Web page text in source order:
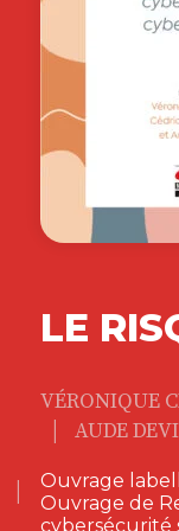
LE
VÉRONIQUE
AUDE
Ouvrage
Ouvrage de
cybersécurité